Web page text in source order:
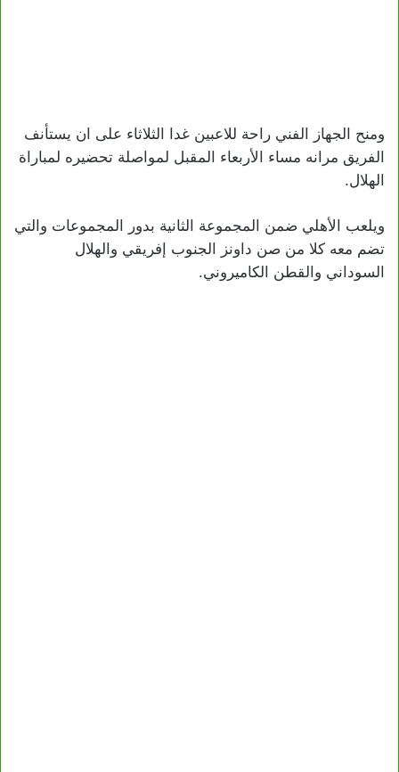
ومنح الجهاز الفني راحة للاعبين غدا الثلاثاء على ان يستأنف
الفريق مرانه مساء الأربعاء المقبل لمواصلة تحضيره لمباراة
الهلال.
ويلعب الأهلي ضمن المجموعة الثانية بدور المجموعات والتي
تضم معه كلا من صن داونز الجنوب إفريقي والهلال
السوداني والقطن الكاميروني.